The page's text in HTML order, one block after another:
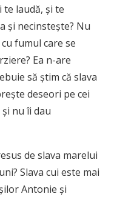
laudă, şi te
şi necinsteşte? Nu
fumul care se
Ea n-are
să ştim că slava
deseori pe cei
nu îi dau
de slava marelui
Slava cui este mai
Antonie şi